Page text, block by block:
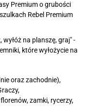
Premium o grubości
Rebel Premium
na planszę, graj" -
które wyłożycie na
oraz zachodnie),
zamki, rycerzy,